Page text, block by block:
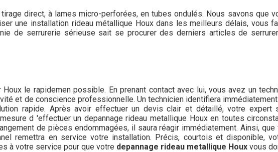
direct, à lames micro-perforées, en tubes ondulés. Nous savons que
une installation rideau métallique Houx dans les meilleurs délais, vous
de serrurerie sérieuse sait se procurer des derniers articles de
le rapidemen possible. En prenant contact avec lui, vous avez un
et de conscience professionnelle. Un technicien identifiera
rapide. Après avoir effectuer un devis clair et détaillé, votre expert
d 'effectuer un depannage rideau metallique Houx en toutes
de pièces endommagées, il saura réagir immédiatement. Ainsi,
remettra en service votre installation. Précis, courtois et disponible,
à votre service pour que votre depannage rideau metallique Houx vous